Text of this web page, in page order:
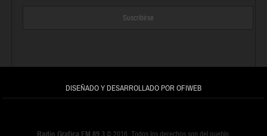
DISEÑADO Y DESARROLLADO POR OFIWEB